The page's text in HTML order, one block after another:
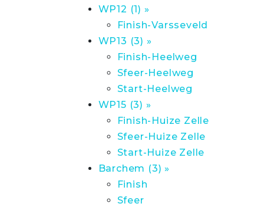
WP12 (1) »
Finish-Varsseveld
WP13 (3) »
Finish-Heelweg
Sfeer-Heelweg
Start-Heelweg
WP15 (3) »
Finish-Huize Zelle
Sfeer-Huize Zelle
Start-Huize Zelle
Barchem (3) »
Finish
Sfeer